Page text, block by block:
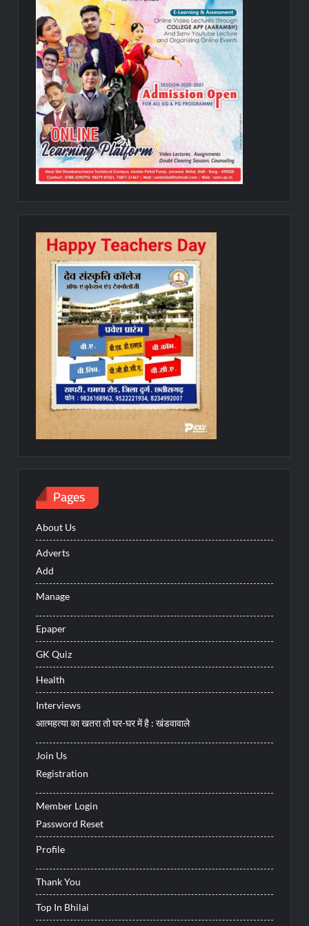
Pages
About Us
Adverts
Add
Manage
Epaper
GK Quiz
Health
Interviews
आत्महत्या का खतरा तो घर-घर में है : खंडवावाले
Join Us
Registration
Member Login
Password Reset
Profile
Thank You
Top In Bhilai